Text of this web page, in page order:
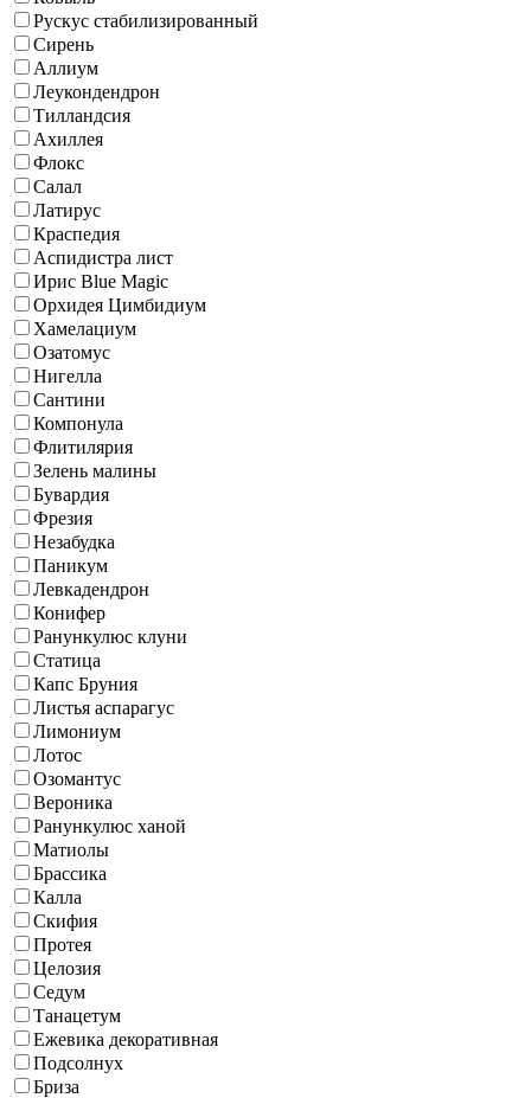
Рускус стабилизированный
Сирень
Аллиум
Леукондендрон
Тилландсия
Ахиллея
Флокс
Салал
Латирус
Краспедия
Аспидистра лист
Ирис Blue Magic
Орхидея Цимбидиум
Хамелациум
Озатомус
Нигелла
Сантини
Компонула
Флитилярия
Зелень малины
Бувардия
Фрезия
Незабудка
Паникум
Левкадендрон
Конифер
Ранункулюс клуни
Статица
Капс Бруния
Листья аспарагус
Лимониум
Лотос
Озомантус
Вероника
Ранункулюс ханой
Матиолы
Брассика
Калла
Скифия
Протея
Целозия
Седум
Танацетум
Ежевика декоративная
Подсолнух
Бриза